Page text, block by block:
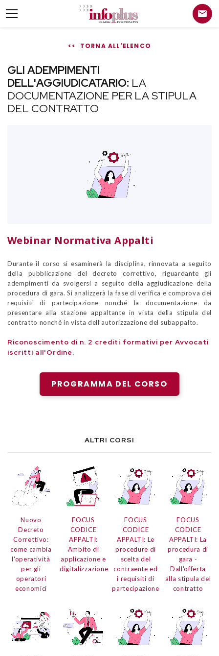
<< TORNA ALL'ELENCO
GLI ADEMPIMENTI
DELL'AGGIUDICATARIO: LA
DOCUMENTAZIONE PER LA STIPULA
DEL CONTRATTO
Webinar Normativa Appalti
Durante il corso si esaminerà la disciplina, rinnovata a seguito
della pubblicazione del decreto correttivo, riguardante gli
adempimenti da svolgersi a seguito della aggiudicazione della
procedura di gara. Si analizzerà la fase di verifica e comprova dei
requisiti di partecipazione nonché la documentazione da
presentare alla stazione appaltante in vista della stipula del
contratto nonché in vista dell’autorizzazione del subappalto.
Riconoscimento di n. 2 crediti formativi per Avvocati
iscritti all'Ordine.
PROGRAMMA DEL CORSO
ALTRI CORSI
Nuovo
Decreto
Correttivo:
come cambia
l'operatività
per gli
operatori
economici
FOCUS
CODICE
APPALTI:
Ambito di
applicazione e
digitalizzazione
FOCUS
CODICE
APPALTI: Le
procedure di
scelta del
contraente ed
i requisiti di
partecipazione
FOCUS
CODICE
APPALTI: La
procedura di
gara -
Dall'offerta
alla stipula del
contratto